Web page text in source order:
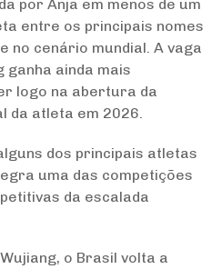
por Anja em menos de um
entre os principais nomes
no cenário mundial. A vaga
ganha ainda mais
logo na abertura da
da atleta em 2026.
dos principais atletas
uma das competições
da escalada
o Brasil volta a